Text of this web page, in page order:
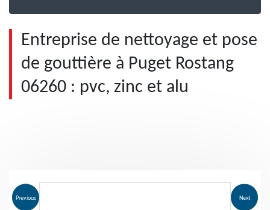
Entreprise de nettoyage et pose
de gouttière à Puget Rostang
06260 : pvc, zinc et alu
Previous Next